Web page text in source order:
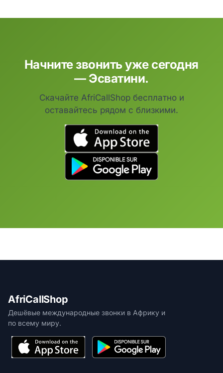
Начните звонить уже сегодня
— Эсватини.
Скачайте AfriCallShop бесплатно и
оставайтесь рядом с близкими.
AfriCallShop
Дешёвые международные звонки в Африку и
по всему миру.